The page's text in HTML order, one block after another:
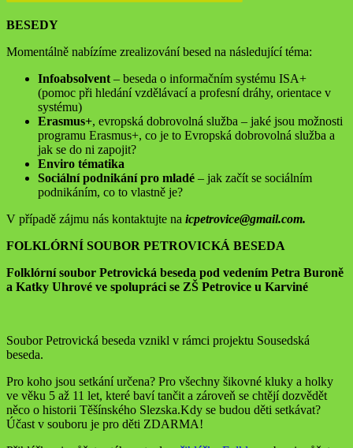
BESEDY
Momentálně nabízíme zrealizování besed na následující téma:
Infoabsolvent – beseda o informačním systému ISA+
(pomoc při hledání vzdělávací a profesní dráhy, orientace v
systému)
Erasmus+, evropská dobrovolná služba – jaké jsou možnosti
programu Erasmus+, co je to Evropská dobrovolná služba a
jak se do ni zapojit?
Enviro tématika
Sociální podnikání pro mladé – jak začít se sociálním
podnikáním, co to vlastně je?
V případě zájmu nás kontaktujte na icpetrovice@gmail.com.
FOLKLÓRNÍ SOUBOR PETROVICKÁ BESEDA
Folklórní soubor Petrovická beseda pod vedením Petra Buroně
a Katky Uhrové ve spolupráci se ZŠ Petrovice u Karviné
Soubor Petrovická beseda vznikl v rámci projektu Sousedská
beseda.
Pro koho jsou setkání určena? Pro všechny šikovné kluky a holky
ve věku 5 až 11 let, které baví tančit a zároveň se chtějí dozvědět
něco o historii Těšínského Slezska.Kdy se budou děti setkávat?
Účast v souboru je pro děti ZDARMA!